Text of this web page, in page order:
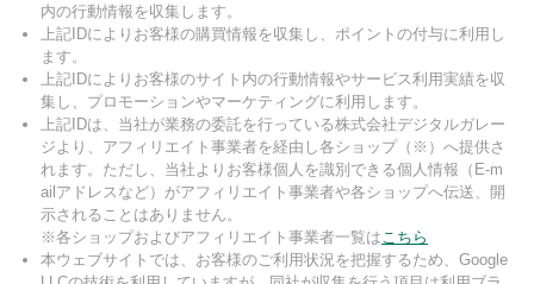
内の行動情報を収集します。
上記IDによりお客様の購買情報を収集し、ポイントの付与に利用し
ます。
上記IDによりお客様のサイト内の行動情報やサービス利用実績を収
集し、プロモーションやマーケティングに利用します。
上記IDは、当社が業務の委託を行っている株式会社デジタルガレー
ジより、アフィリエイト事業者を経由し各ショップ（※）へ提供さ
れます。ただし、当社よりお客様個人を識別できる個人情報（E-m
ailアドレスなど）がアフィリエイト事業者や各ショップへ伝送、開
示されることはありません。
※各ショップおよびアフィリエイト事業者一覧はこちら
本ウェブサイトでは、お客様のご利用状況を把握するため、Google